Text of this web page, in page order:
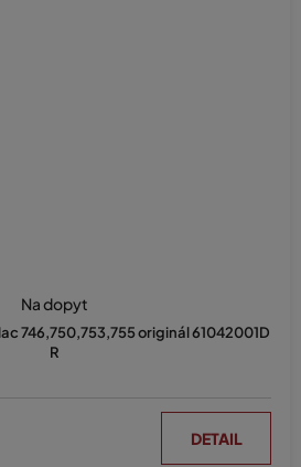
746,750,753,755 originál 61042001D
R
Na dopyt
DETAIL